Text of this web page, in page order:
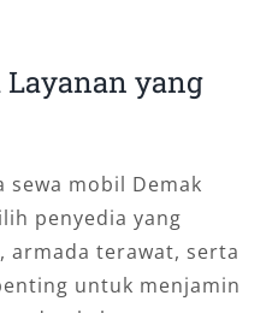
yang
sewa mobil Demak
penyedia yang
armada terawat, serta
untuk menjamin